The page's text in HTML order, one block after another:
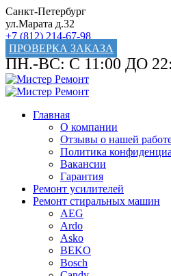
Санкт-Петербург
ул.Марата д.32
+7 (812) 214-67-98
ПРОВЕРКА ЗАКАЗА
ПН.-ВС: С 11:00 ДО
Главная
О компании
Отзывы о нашей
Политика
Вакансии
Гарантия
Ремонт усилителей
Ремонт стиральных машин
AEG
Ardo
Asko
BEKO
Bosch